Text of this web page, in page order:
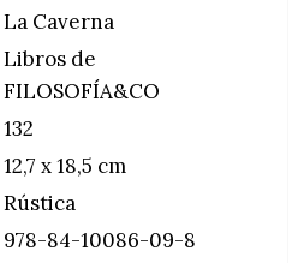
La Caverna
Libros de
FILOSOFÍA&CO
132
12,7 x 18,5 cm
Rústica
978-84-10086-09-8